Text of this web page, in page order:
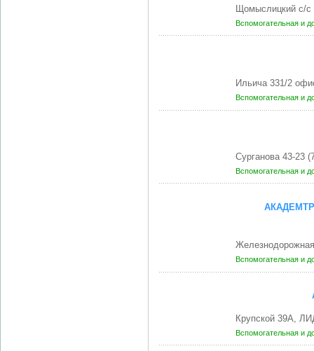
Щомыслицкий с/
Вспомогательная и
Ильича 331/2
Вспомогательная и
Сурганова 43-23
Вспомогательная и
Вспомогательная и
Крупской 39А,
Вспомогательная и